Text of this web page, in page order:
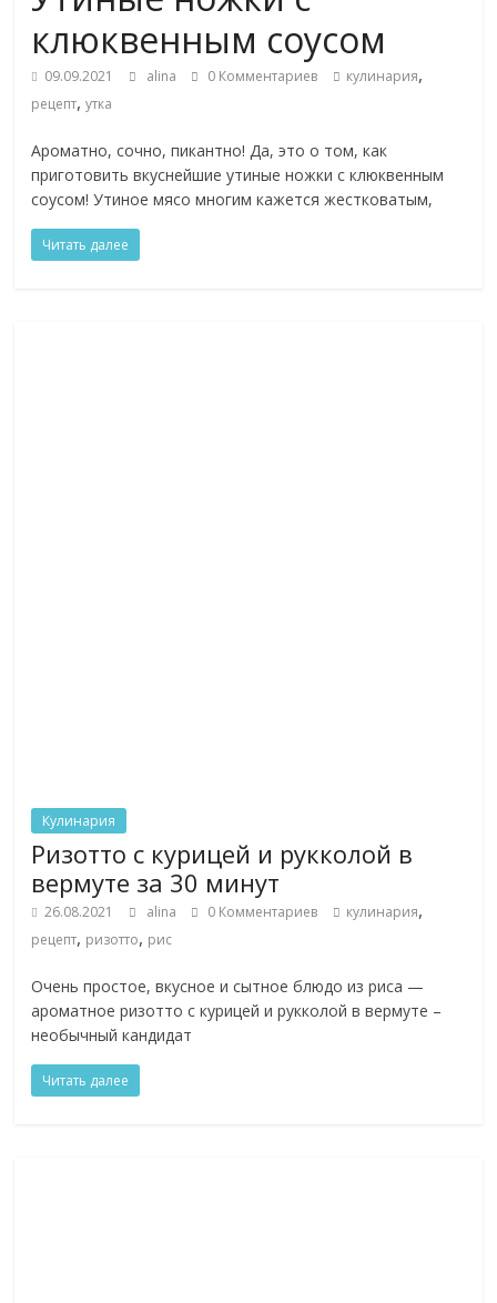
клюквенным соусом
09.09.2021 alina 0 Комментариев кулинария,
рецепт,утка
Ароматно, сочно, пикантно! Да, это о том, как
приготовить вкуснейшие утиные ножки с клюквенным
соусом! Утиное мясо многим кажется жестковатым,
Читать далее
Кулинария
Ризотто с курицей и рукколой в
вермуте за 30 минут
26.08.2021 alina 0 Комментариев кулинария,
рецепт, ризотто, рис
Очень простое, вкусное и сытное блюдо из риса —
ароматное ризотто с курицей и рукколой в вермуте –
необычный кандидат
Читать далее